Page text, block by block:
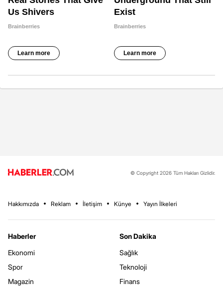
© Copyright 2026 Tüm Hakları Gizlidir.
Hakkımızda Reklam İletişim Künye Yayın İlkeleri
Haberler
Ekonomi
Spor
Magazin
Son Dakika
Sağlık
Teknoloji
Finans